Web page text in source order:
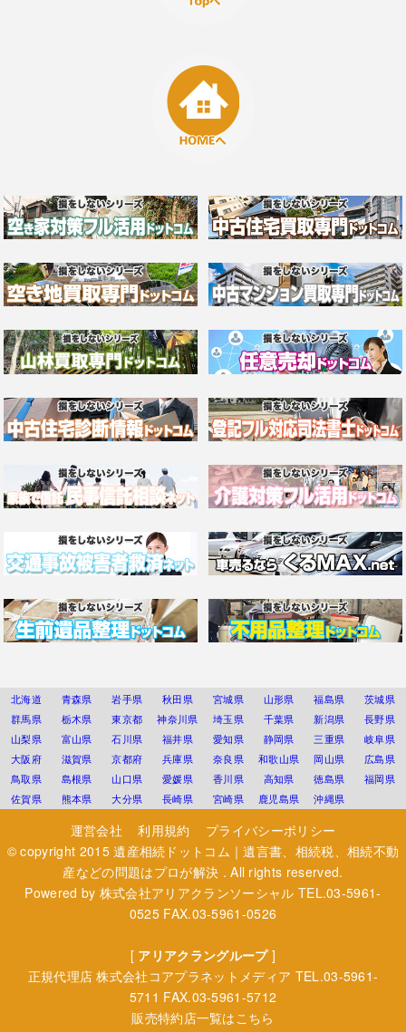
北海道 青森県 岩手県 秋田県 宮城県 山形県 福島県
茨城県
群馬県
栃木県 東京都 神奈川県 埼玉県 千葉県 新潟県
長野県
山梨県
富山県 石川県 福井県 愛知県 静岡県 三重県
岐阜県
大阪府
滋賀県 京都府 兵庫県 奈良県 和歌山県 岡山県
広島県
鳥取県
島根県 山口県 愛媛県 香川県 高知県 徳島県
福岡県
佐賀県
熊本県 大分県 長崎県 宮崎県 鹿児島県 沖縄県
運営会社 利用規約
プライバシーポリシー
© copyright 2015遺産相続ドットコム｜遺言書、相続税、相続不動
産などの問題はプロが解決 . All rights reserved.
Powered by 株式会社アリアクランソーシャル TEL.03-5961-
0525 FAX.03-5961-0526
[ アリアクラングループ]
正規代理店株式会社コアプラネットメディア TEL.03-5961-
5711 FAX.03-5961-5712
販売特約店一覧はこちら